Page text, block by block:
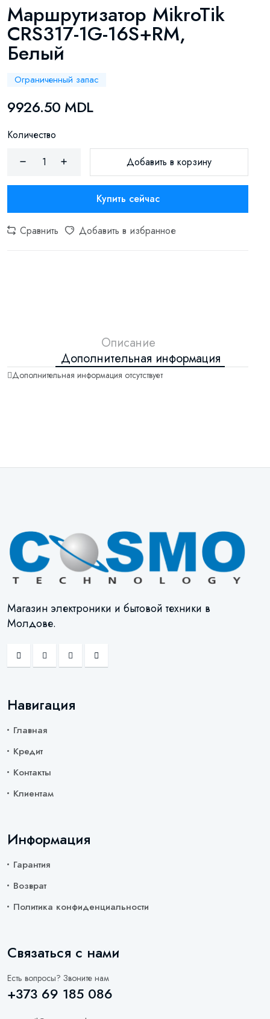
Маршрутизатор MikroTik
CRS317-1G-16S+RM,
Белый
Ограниченный запас
9926.50 MDL
Количество
Добавить в корзину
Купить сейчас
Сравнить Добавить в избранное
Описание
Дополнительная информация
Дополнительная информация отсутствует
Магазин электроники и бытовой техники в
Молдове.
Навигация
Главная
Кредит
Контакты
Клиентам
Информация
Гарантия
Возврат
Политика конфиденциальности
Связаться с нами
Есть вопросы? Звоните нам
+373 69 185 086